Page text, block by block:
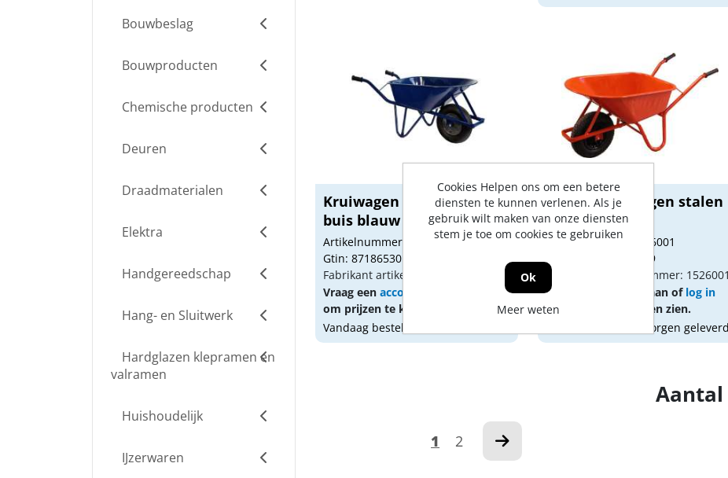
Bouwbeslag
Bouwproducten
Chemische producten
Deuren
Draadmaterialen
Elektra
Handgereedschap
Hang- en Sluitwerk
Hardglazen klepramen en
valramen
Huishoudelijk
IJzerwaren
Kruiwagen ProOne ovale
buis blauw 85ltr
Artikelnummer: PO100000
Gtin: 8718653015990
Fabrikant artikel nummer: 725704
Vraag een account
om prijzen te kunnen zien.
Vandaag besteld, morgen geleverd
Kelfort kruiwagen stalen
bak 85ltr biga
Artikelnummer: 1526001
Gtin: 8714678029929
Fabrikant artikel nummer: 1526001
Vraag een
aan of log in
om prijzen te kunnen zien.
Vandaag besteld, morgen geleverd
1 2
Cookies Helpen ons om een betere
diensten te kunnen verlenen. Als je
gebruik wilt maken van onze diensten
stem je toe om cookies te gebruiken
Ok
Meer weten